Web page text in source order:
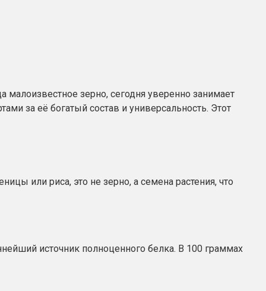
зерно, сегодня уверенно занимает
за её богатый состав и универсальность. Этот
или риса, это не зерно, а семена растения, что
источник полноценного белка. В 100 граммах